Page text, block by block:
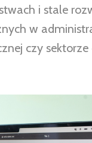
i stale
w
czy